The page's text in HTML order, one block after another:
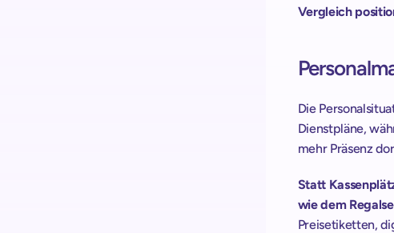
Vergleich
Die
Dienstpläne,
mehr Präsenz
Statt
wie dem
Preisetiketten,